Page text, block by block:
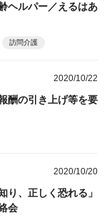
ヘルパー／えるはあ
訪問介護
2020/10/22
酬の引き上げ等を要
2020/10/20
り、正しく恐れる」
会